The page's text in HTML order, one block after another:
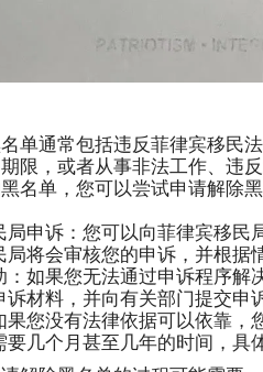
单通常包括违反菲律宾移民
限，或者从事非法工作、违
名单，您可以尝试申请解除
局申诉：您可以向菲律宾移
将会审核您的申诉，并根据
：如果您无法通过申诉程序
材料，并向有关部门提交申诉
果您没有法律依据可以依靠
几个月甚至几年的时间，具